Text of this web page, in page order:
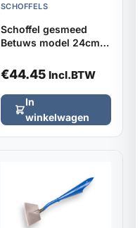
SCHOFFELS
Schoffel gesmeed
Betuws model 24cm
€44.45 Incl.BTW
In
winkelwagen